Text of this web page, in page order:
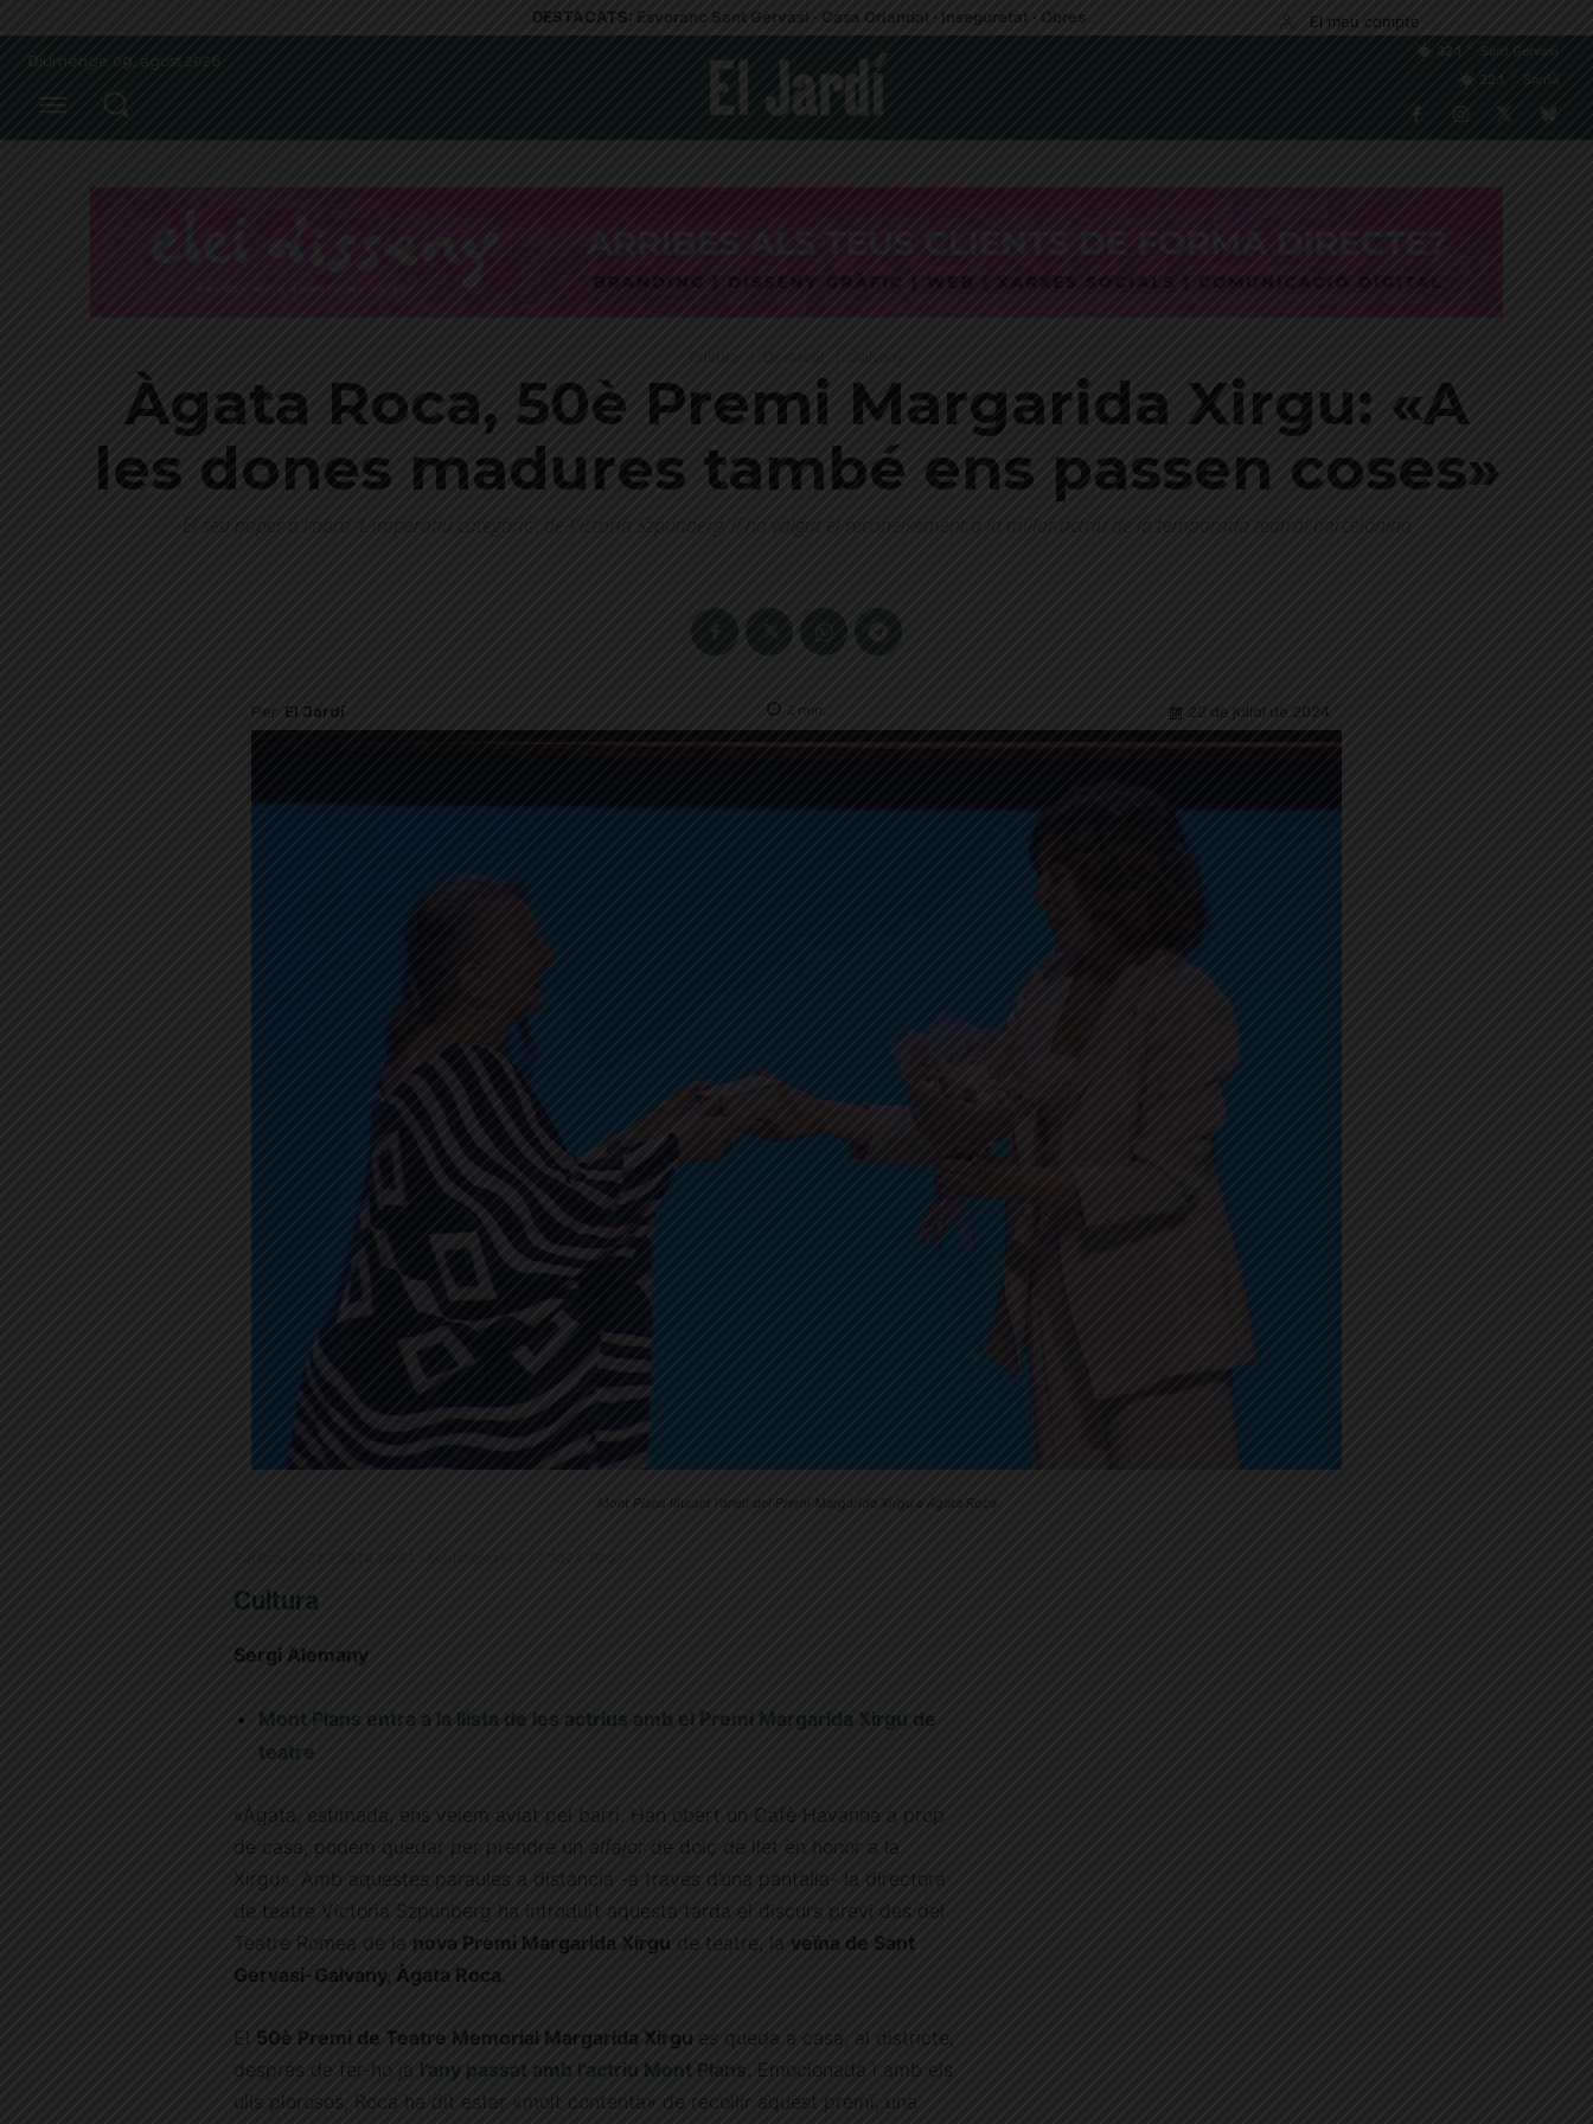
DESTACATS: Esvoranc Sant Gervasi · Casa Orlandai · Inseguretat · Obres El meu compte
Diumenge 09, agost 2026
32.1
Sant Gervasi
32.1
Sarrià
Destacat
Àgata Roca, 50è Premi Margarida Xirgu: «A
les dones madures també ens passen coses»
El seu paper a l'obra 'L'imperatiu categòric', de Victoria Szpunberg, li ha valgut el reconeixement a la millor actriu de la temporada teatral barcelonina
Per El Jardí 2 min. 22 de juliol de 2024
Mont Plans lliurant l'anell del Premi Margarida Xirgu a Àgata Roca
Cultura
Sergi Alemany
Mont Plans entra a la llista de les actrius amb el Premi Margarida Xirgu de
teatre
«Àgata, estimada, ens veiem aviat pel barri. Han obert un Cafè Havanna a prop
de casa, podem quedar per prendre un alfajor de dolç de llet en honor a la
Xirgu». Amb aquestes paraules a distància -a través d’una pantalla- la directora
de teatre Victoria Szpunberg ha introduït aquesta tarda el discurs previ des del
Teatre Romea de la nova Premi Margarida Xirgu de teatre, la veïna de Sant
Gervasi-Galvany, Àgata Roca
El 50è Premi de Teatre Memorial Margarida Xirgu es queda a casa, al districte,
després de fer-ho ja l’any passat amb l’actriu Mont Plans . Emocionada i amb els
ulls plorosos, Roca ha dit estar «molt contenta» de recollir aquest premi, una